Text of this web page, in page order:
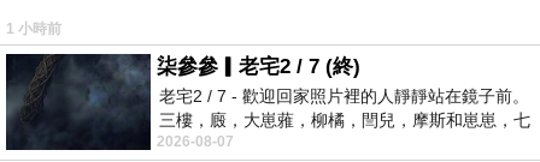
不只是賭博的地方，而是她身為建築室內設計師最完美的
「人脈伸展台」。在德州撲克與百家樂的牌局間，藏著無
數身價過億的房地產大亨、投資客與權貴。她精心經營著
這層關係，檯面上是日薪萬計的傳奇荷官，檯面下則是靠
1 小時前
柒參參▎老宅2 / 7 (終)
老宅2 / 7 - 歡迎回家照片裡的人靜靜站在鏡子前。
三樓，廄，大崽蕥，柳橘，閆兒，摩斯和崽崽，七
個人整整齊齊地站在鏡框之外，如同
2026-08-07